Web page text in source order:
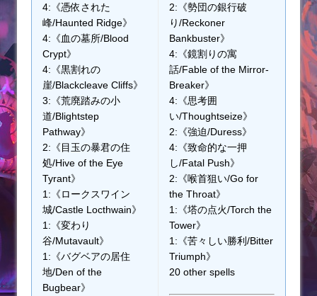
4:《憑依された
峰/Haunted Ridge》
4:《血の墓所/Blood
Crypt》
4:《黒割れの
崖/Blackcleave Cliffs》
3:《荒廃踏みの小
道/Blightstep
Pathway》
2:《目玉の暴君の住
処/Hive of the Eye
Tyrant》
1:《ロークスワイン
城/Castle Locthwain》
1:《変わり
谷/Mutavault》
1:《バグベアの居住
地/Den of the
Bugbear》
2:《勢団の銀行破
り/Reckoner
Bankbuster》
4:《鏡割りの寓
話/Fable of the Mirror-
Breaker》
4:《思考囲
い/Thoughtseize》
2:《強迫/Duress》
4:《致命的な一押
し/Fatal Push》
2:《喉首狙い/Go for
the Throat》
1:《塔の点火/Torch the
Tower》
1:《苦々しい勝利/Bitter
Triumph》
20 other spells